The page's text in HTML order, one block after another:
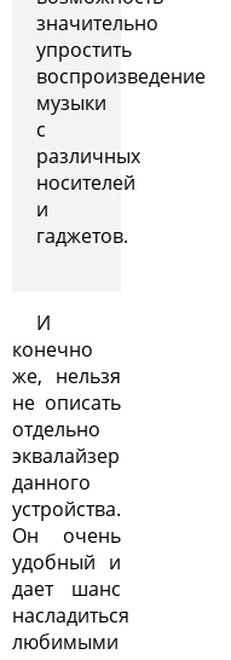
значительно
упростить
воспроизведение
музыки
с
различных
носителей
и
гаджетов.
И
конечно
же, нельзя
не описать
отдельно
эквалайзер
данного
устройства.
Он очень
удобный и
дает шанс
насладиться
любимыми